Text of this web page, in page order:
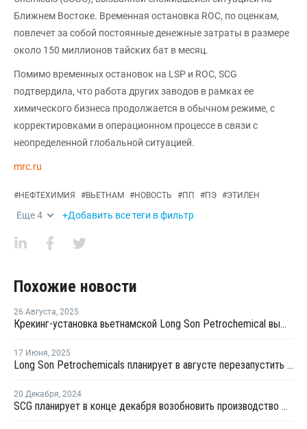
Ближнем Востоке. Временная остановка ROC, по оценкам,
повлечет за собой постоянные денежные затраты в размере
около 150 миллионов тайских бат в месяц.
Помимо временных остановок на LSP и ROC, SCG
подтвердила, что работа других заводов в рамках ее
химического бизнеса продолжается в обычном режиме, с
корректировками в операционном процессе в связи с
неопределенной глобальной ситуацией.
mrc.ru
#НЕФТЕХИМИЯ #ВЬЕТНАМ #НОВОСТЬ #ПП #ПЭ #ЭТИЛЕН
Еще4 +Добавить все теги в фильтр
Похожие новости
26 Августа, 2025
Крекинг-установка вьетнамской Long Son Petrochemical вышла на полноценный режим работы
17 Июня, 2025
Long Son Petrochemicals планирует в августе перезапустить крекинг-установку во Вьетнаме
20 Декабря, 2024
SCG планирует в конце декабря возобновить производство ПП во Вьетнаме